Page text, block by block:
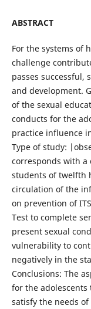
ABSTRACT
For the systems of
challenge
passes successful,
and development.
of the sexual
conducts for the
practice influence
Type of study:
corresponds with a
students of twelfth
circulation of the
on prevention of
Test to complete
present sexual
vulnerability to
negatively in the
Conclusions: The
for the
satisfy the needs